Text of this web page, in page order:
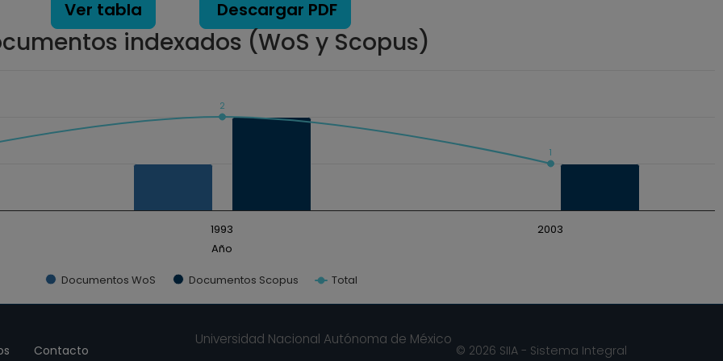
Ver tabla Descargar PDF
indexados (WoS y Scopus)
Data ranges from 0 to 2.
Año
2
1
Documentos WoS Documentos Scopus Total
1993 2003
Contacto
Universidad Nacional Autónoma de México
© 2026 SIIA - Sistema Integral